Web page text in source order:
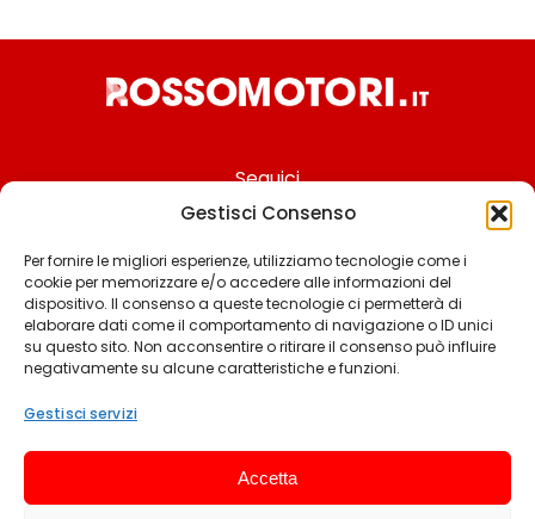
Gestisci Consenso
Per fornire le migliori esperienze, utilizziamo tecnologie come i
cookie per memorizzare e/o accedere alle informazioni del
dispositivo. Il consenso a queste tecnologie ci permetterà di
elaborare dati come il comportamento di navigazione o ID unici
su questo sito. Non acconsentire o ritirare il consenso può influire
negativamente su alcune caratteristiche e funzioni.
Gestisci servizi
Accetta
Seguici
Chi siamo
Contattaci
Termini & Condizioni
Privacy policy